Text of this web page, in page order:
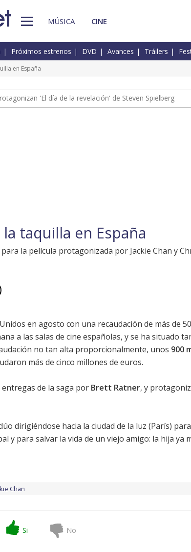
MÚSICA CINE
Próximos estrenos DVD Avances Tráilers
en España
'El día de la revelación' de Steven Spielberg
taquilla en España
la película protagonizada por Jackie Chan y
en agosto con una recaudación de más de
a las salas de cine españolas, y se ha situado
no tan alta proporcionalmente, unos 900
más de cinco millones de euros.
de la saga por Brett Ratner, y
dirigiéndose hacia la ciudad de la luz (París)
y para salvar la vida de un viejo amigo: la hija ya
Chan
Si No